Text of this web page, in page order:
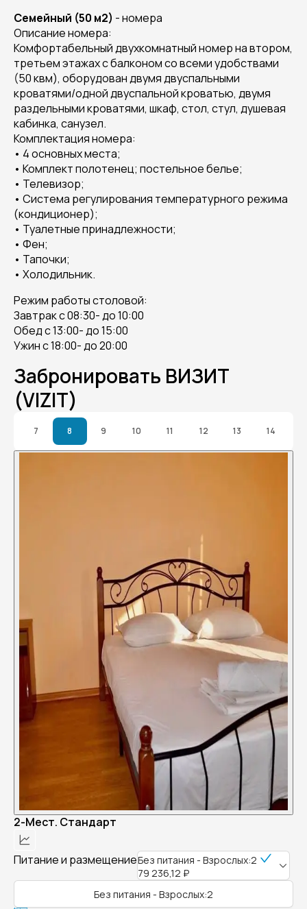
Семейный (50 м2) - номера
Описание номера:
Комфортабельный двухкомнатный номер на втором,
третьем этажах с балконом со всеми удобствами
(50 квм), оборудован двумя двуспальными
кроватями/одной двуспальной кроватью, двумя
раздельными кроватями, шкаф, стол, стул, душевая
кабинка, санузел.
Комплектация номера:
• 4 основных места;
• Комплект полотенец; постельное белье;
• Телевизор;
• Система регулирования температурного режима
(кондиционер);
• Туалетные принадлежности;
• Фен;
• Тапочки;
• Холодильник.
Режим работы столовой:
Завтрак с 08:30- до 10:00
Обед с 13:00- до 15:00
Ужин с 18:00- до 20:00
Забронировать ВИЗИТ
(VIZIT)
7 8 9 10 11 12 13 14
2-Мест. Стандарт
Питание и размещениеБез питания - Взрослых:2
79 236,12 ₽
Без питания - Взрослых:2